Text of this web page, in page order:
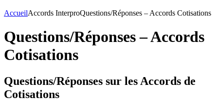
AccueilAccords InterproQuestions/Réponses – Accords Cotisations
Questions/Réponses – Accords
Cotisations
Questions/Réponses sur les Accords de
Cotisations